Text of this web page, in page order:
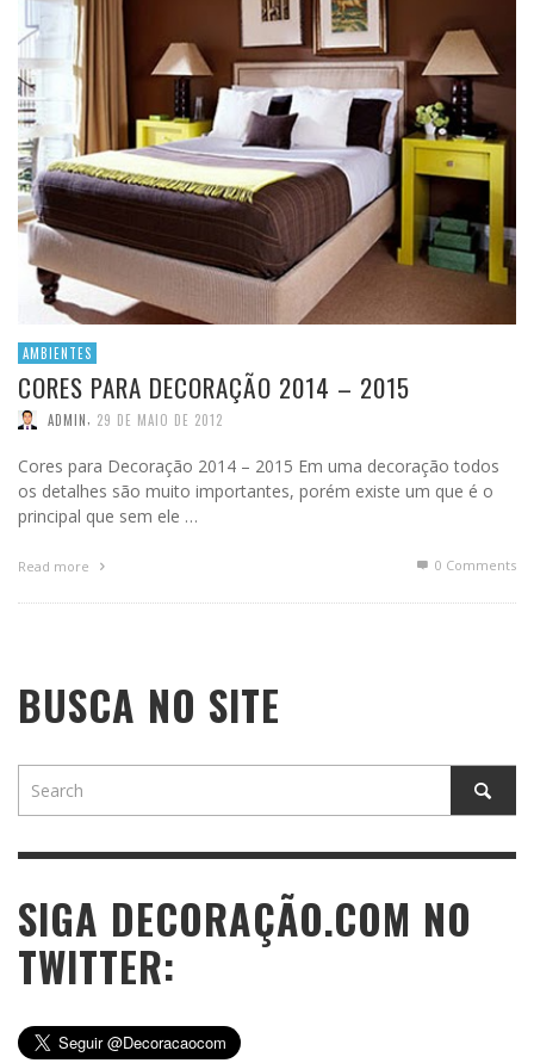
AMBIENTES
CORES PARA DECORAÇÃO 2014 – 2015
ADMIN 29 DE MAIO DE 2012
Cores para Decoração 2014 – 2015 Em uma decoração todos
os detalhes são muito importantes, porém existe um que é o
principal que sem ele …
Read more 0 Comments
BUSCA NO SITE
SIGA DECORAÇÃO.COM NO
TWITTER: